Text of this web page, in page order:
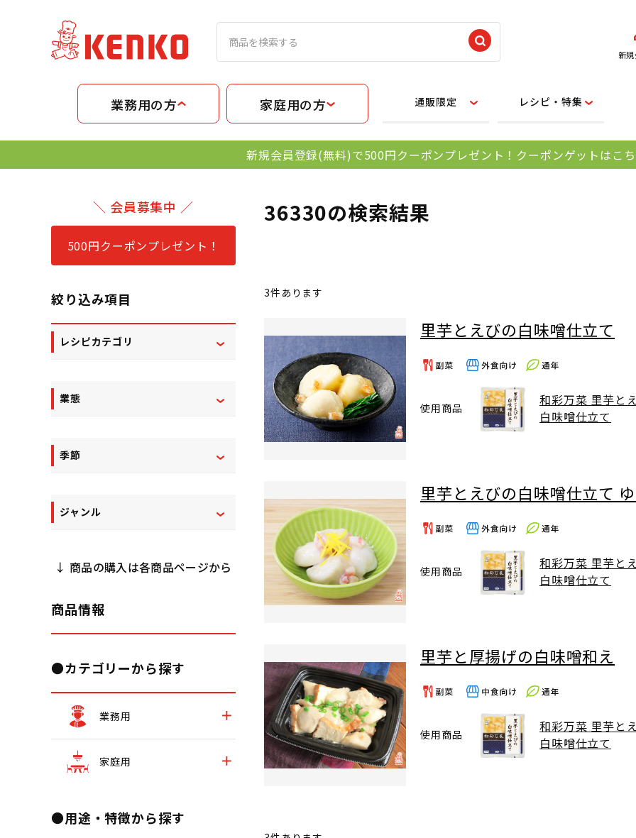
新
業務用の方 家庭用の方 通販限定 レシピ・特集
新規会員登録(無料)で500円クーポンプレゼント！クーポンゲットはこ
＼ 会員募集中 ／
500円クーポンプレゼント！
絞り込み項目
レシピカテゴリ
業態
季節
ジャンル
↓ 商品の購入は各商品ページから
商品情報
●カテゴリーから探す
業務用
家庭用
●用途・特徴から探す
36330の検索結果
3件あります
里芋とえびの白味噌仕立て
使用商品
和彩万菜 里芋と
白味噌仕立て
里芋とえびの白味噌仕立て
使用商品
和彩万菜 里芋と
白味噌仕立て
里芋と厚揚げの白味噌和え
使用商品
和彩万菜 里芋と
白味噌仕立て